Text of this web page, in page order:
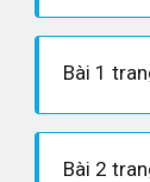
Bài 1
Bài 2